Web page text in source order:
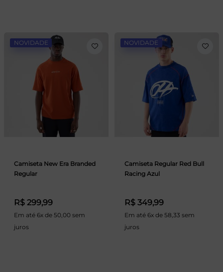
NOVIDADE
Camiseta New Era Branded
Regular
R$ 299,99
Em até 6x de 50,00 sem
juros
NOVIDADE
Camiseta Regular Red Bull
Racing Azul
R$ 349,99
Em até 6x de 58,33 sem
juros